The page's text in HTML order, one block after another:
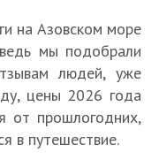
на Азовском море
мы подобрали
людей, уже
цены 2026 года
от прошлогодних,
в путешествие.